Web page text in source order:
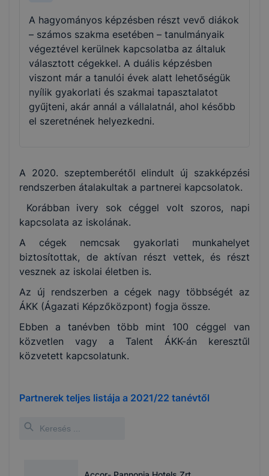
A hagyományos képzésben részt vevő diákok
– számos szakma esetében – tanulmányaik
végeztével kerülnek kapcsolatba az általuk
választott cégekkel. A duális képzésben
viszont már a tanulói évek alatt lehetőségük
nyílik gyakorlati és szakmai tapasztalatot
gyűjteni, akár annál a vállalatnál, ahol később
el szeretnének helyezkedni.
A 2020. szeptemberétől elindult új szakképzési
rendszerben átalakultak a partnerei kapcsolatok.
Korábban ivery sok céggel volt szoros, napi
kapcsolata az iskolának.
A cégek nemcsak gyakorlati munkahelyet
biztosítottak, de aktívan részt vettek, és részt
vesznek az iskolai életben is.
Az új rendszerben a cégek nagy többségét az
ÁKK (Ágazati Képzőközpont) fogja össze.
Ebben a tanévben több mint 100 céggel van
közvetlen vagy a Talent ÁKK-án keresztűl
közvetett kapcsolatunk.
Partnerek teljes listája a 2021/22 tanévtől